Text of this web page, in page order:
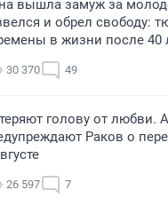
вышла замуж за
и обрел свободу:
в жизни после 40
30 370 49
голову от любви.
Раков о
26 597 7